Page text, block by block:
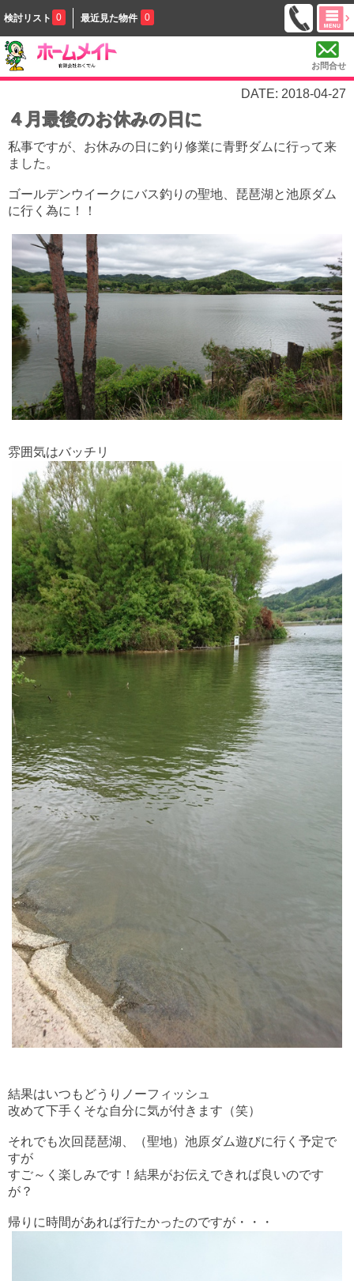
検討リスト 0 最近見た物件 0
お問合せ
DATE: 2018-04-27
４月最後のお休みの日に
私事ですが、お休みの日に釣り修業に青野ダムに行って来
ました。
ゴールデンウイークにバス釣りの聖地、琵琶湖と池原ダム
に行く為に！！
雰囲気はバッチリ
結果はいつもどうりノーフィッシュ
改めて下手くそな自分に気が付きます（笑）
それでも次回琵琶湖、（聖地）池原ダム遊びに行く予定で
すが
すご～く楽しみです！結果がお伝えできれば良いのです
が？
帰りに時間があれば行たかったのですが・・・